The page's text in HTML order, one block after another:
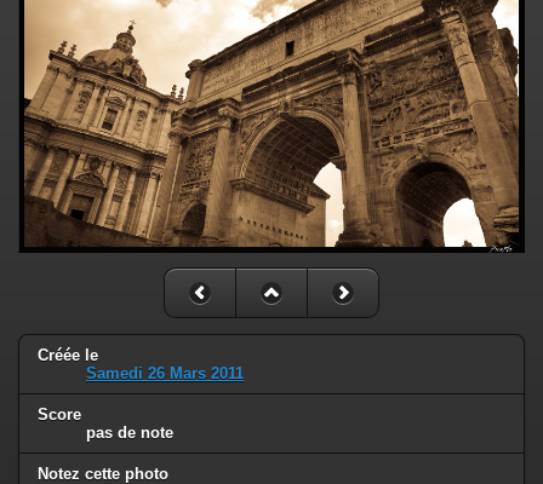
Créée le
Samedi 26 Mars 2011
Score
pas de note
Notez cette photo